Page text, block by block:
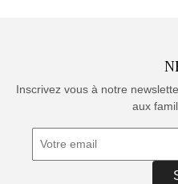
Inscrivez vous à notre
aux